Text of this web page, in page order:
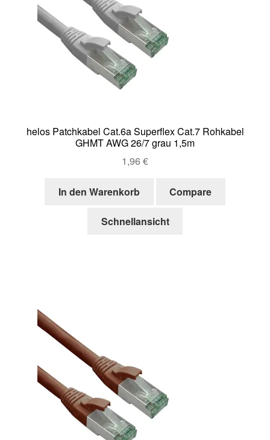
helos Patchkabel Cat.6a Superflex Cat.7 Rohkabel
GHMT AWG 26/7 grau 1,5m
1,96 €
In den Warenkorb Compare
Schnellansicht